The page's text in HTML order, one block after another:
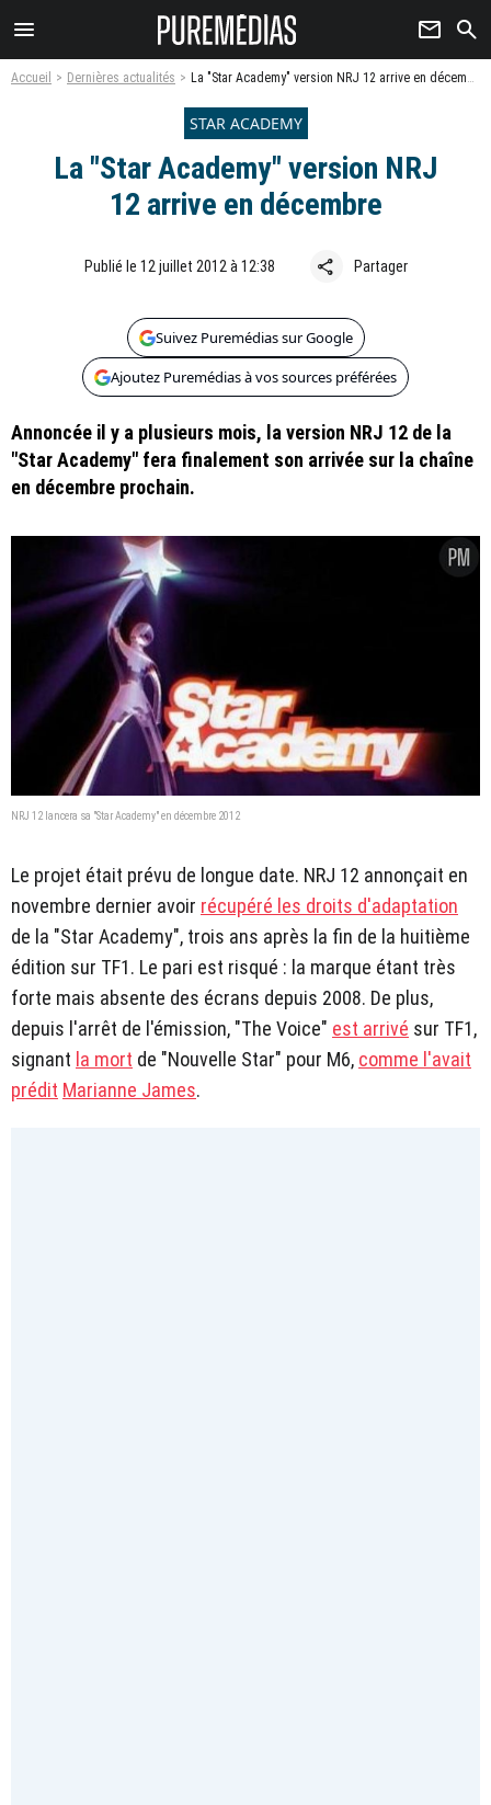
menu newsletter search
Accueil Dernières actualités La "Star Academy" version NRJ 12 arrive en décembre
STAR ACADEMY
La "Star Academy" version NRJ
12 arrive en décembre
Publié le 12 juillet 2012 à 12:38 share Partager
Suivez Puremédias sur Google
Ajoutez Puremédias à vos sources préférées
Annoncée il y a plusieurs mois, la version NRJ 12 de la
"Star Academy" fera finalement son arrivée sur la chaîne
en décembre prochain.
NRJ 12 lancera sa "Star Academy" en décembre 2012
Le projet était prévu de longue date. NRJ 12 annonçait en
novembre dernier avoir récupéré les droits d'adaptation
de la "Star Academy", trois ans après la fin de la huitième
édition sur TF1. Le pari est risqué : la marque étant très
forte mais absente des écrans depuis 2008. De plus,
depuis l'arrêt de l'émission, "The Voice" est arrivé sur TF1,
signant la mort de "Nouvelle Star" pour M6, comme l'avait
prédit Marianne James.